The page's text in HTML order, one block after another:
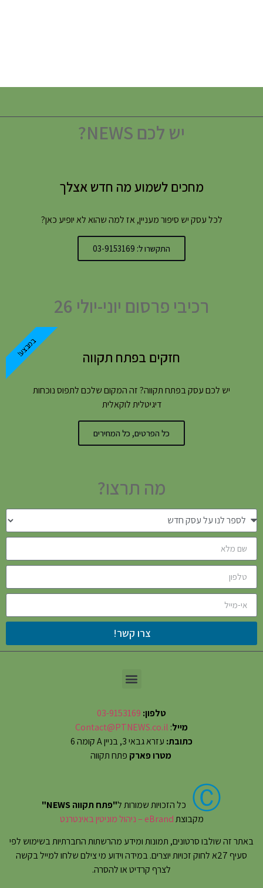
יש לכם NEWS?
מחכים לשמוע מה חדש אצלך
לכל עסק יש סיפור מעניין, אז למה שהוא לא יופיע כאן?
התקשרו ל: 03-9153169
רכיבי פרסום יוני-יולי 26
חזקים בפתח תקווה
יש לכם עסק בפתח תקווה? זה המקום שלכם לתפוס נוכחות
דיגיטלית לוקאלית
כל הפרטים, כל המחירים
במבצע!
מה תרצו?
צרו קשר!
טלפון: 03-9153169
מייל:
Contact@PTNEWS.co.il
כתובת: עזרא גבאי 3, בניין A קומה 6
מטרו פארק פתח תקווה
Ⓒ כל הזכויות שמורות ל"פתח תקווה NEWS"
מקבוצתeBrand – ניהול מוניטין באינטרנט
באתר זה שולבו סרטונים, תמונות ומידע מהרשתות החברתיות בשימוש לפי
סעיף 27א לחוק זכויות יוצרים. במידה וידוע מי צילם שלחו למייל בקשה
לצרף קרדיט או להסרה.